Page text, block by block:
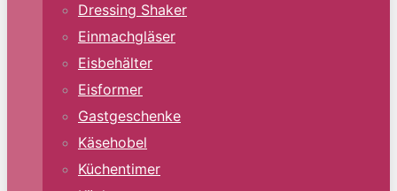
Dressing Shaker
Einmachgläser
Eisbehälter
Eisformer
Gastgeschenke
Käsehobel
Küchentimer